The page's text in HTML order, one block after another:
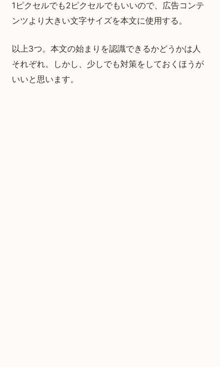
1ピクセルでも2ピクセルでもいいので、広告コンテ
ンツより大きい文字サイズを本文に使用する。
以上3つ。本文の始まりを認識できるかどうかは人
それぞれ。しかし、少しでも対策をしておくほうが
いいと思います。